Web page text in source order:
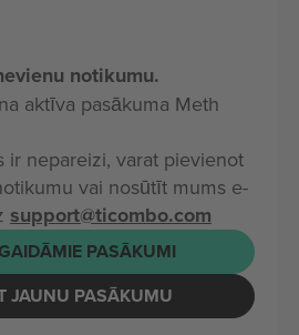
notikumu.
aktīva pasākuma Meth
ir nepareizi, varat pievienot
vai nosūtīt mums e-
support@ticombo.com
PASĀKUMI
JAUNU PASĀKUMU